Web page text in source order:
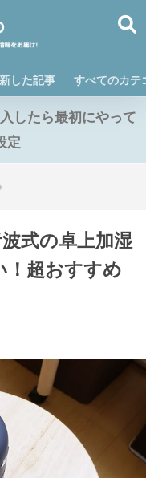
した記事 すべてのカテ
したら最初にやって
定
式の卓上加湿
！超おすすめ